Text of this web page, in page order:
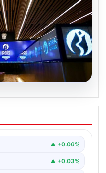
performansı
kaybederken,▲ +0.06%
▲ +0.03%